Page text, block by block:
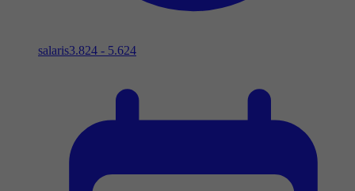
salaris3.824 - 5.624